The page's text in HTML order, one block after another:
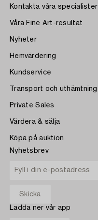
Kontakta våra specialister
Våra Fine Art-resultat
Nyheter
Hemvärdering
Kundservice
Transport och uthämtning
Private Sales
Värdera & sälja
Köpa på auktion
Nyhetsbrev
Ladda ner vår app